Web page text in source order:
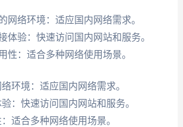
网络环境：适应国内网络需求。
体验：快速访问国内网站和服务。
性：适合多种网络使用场景。
环境：适应国内网络需求。
：快速访问国内网站和服务。
适合多种网络使用场景。